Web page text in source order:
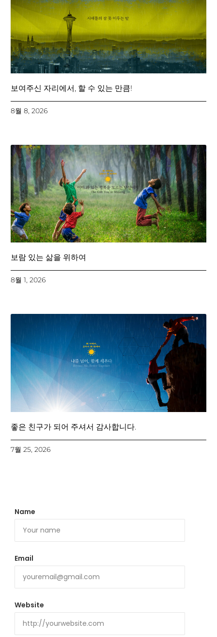
보여주신 자리에서, 할 수 있는 만큼!
8월 8, 2026
보람 있는 삶을 위하여
8월 1, 2026
좋은 친구가 되어 주셔서 감사합니다.
7월 25, 2026
Name
Email
Website